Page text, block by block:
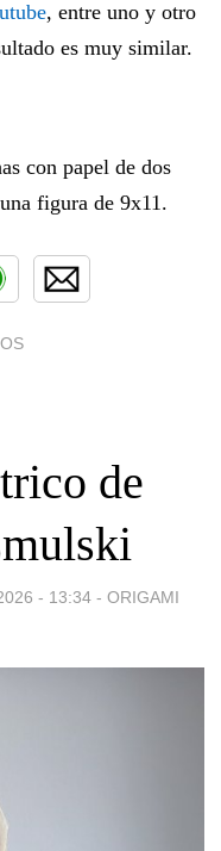
, entre uno y otro
es muy similar.
con papel de dos
figura de 9x11.
de
- 13:34 - ORIGAMI